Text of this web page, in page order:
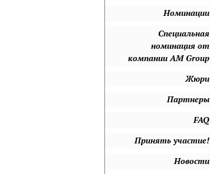
Номинации
Специальная
номинация от
компании AM Group
Жюри
Партнеры
FAQ
Принять участие!
Новости